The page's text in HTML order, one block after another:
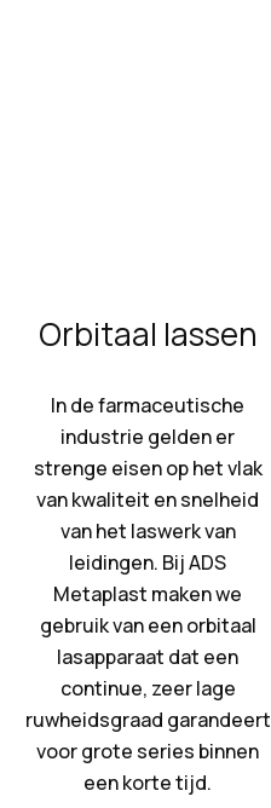
Orbitaal lassen
In de farmaceutische
industrie gelden er
strenge eisen op het vlak
van kwaliteit en snelheid
van het laswerk van
leidingen. Bij ADS
Metaplast maken we
gebruik van een orbitaal
lasapparaat dat een
continue, zeer lage
ruwheidsgraad garandeert
voor grote series binnen
een korte tijd.